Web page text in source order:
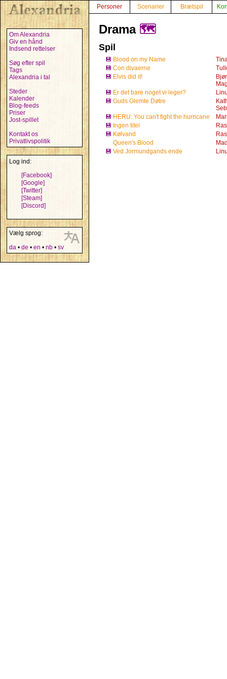
Om Alexandria
Giv en hånd
Indsend rettelser
Søg efter spil
Tags
Alexandria i tal
Steder
Kalender
Blog-feeds
Priser
Jost-spillet
Kontakt os
Privatlivspolitik
Log ind:
[Facebook]
[Google]
[Twitter]
[Steam]
[Discord]
Vælg sprog:
da • de • en • nb • sv
Personer Scenarier Brætspil
Drama 🗺️
Spil
💾 Blood on my Name
💾 Con divaerne
💾 Elvis did it!
💾 Er det bare noget vi leger?
💾 Guds Glemte Døtre
💾 HERU: You can't fight the hurricane
💾 Ingen titel
💾 Kølvand
Queen's Blood
💾 Ved Jormundgands ende